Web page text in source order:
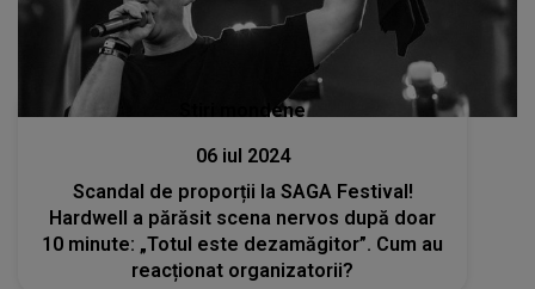
Stiri mondene
06 iul 2024
Scandal de proporții la SAGA Festival!
Hardwell a părăsit scena nervos după doar
10 minute: „Totul este dezamăgitor”. Cum au
reacționat organizatorii?